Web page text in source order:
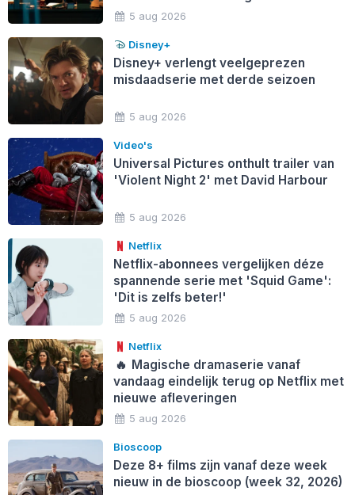
5 aug 2026
Disney+
Disney+ verlengt veelgeprezen
misdaadserie met derde seizoen
5 aug 2026
Video's
Universal Pictures onthult trailer van
'Violent Night 2' met David Harbour
5 aug 2026
Netflix
Netflix-abonnees vergelijken déze
spannende serie met 'Squid Game':
'Dit is zelfs beter!'
5 aug 2026
Netflix
🔥 Magische dramaserie vanaf
vandaag eindelijk terug op Netflix met
nieuwe afleveringen
5 aug 2026
Bioscoop
Deze 8+ films zijn vanaf deze week
nieuw in de bioscoop (week 32, 2026)